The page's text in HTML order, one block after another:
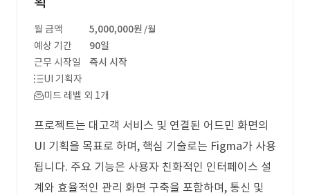
월 금액 5,000,000원 /월
예상 기간
90일
근무 시작일
즉시 시작
UI 기획자
미드 레벨 외 1개
프로젝트는 대고객 서비스 및 연결된 어드민 화면의
UI 기획을 목표로 하며, 핵심 기술로는 Figma가 사용
됩니다. 주요 기능은 사용자 친화적인 인터페이스 설
계와 효율적인 관리 화면 구축을 포함하며, 통신 및